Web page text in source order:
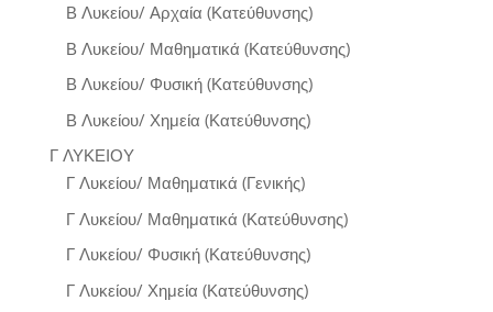
Β Λυκείου/ Αρχαία (Κατεύθυνσης)
Β Λυκείου/ Μαθηματικά (Κατεύθυνσης)
Β Λυκείου/ Φυσική (Κατεύθυνσης)
Β Λυκείου/ Χημεία (Κατεύθυνσης)
Γ ΛΥΚΕΙΟΥ
Γ Λυκείου/ Μαθηματικά (Γενικής)
Γ Λυκείου/ Μαθηματικά (Κατεύθυνσης)
Γ Λυκείου/ Φυσική (Κατεύθυνσης)
Γ Λυκείου/ Χημεία (Κατεύθυνσης)